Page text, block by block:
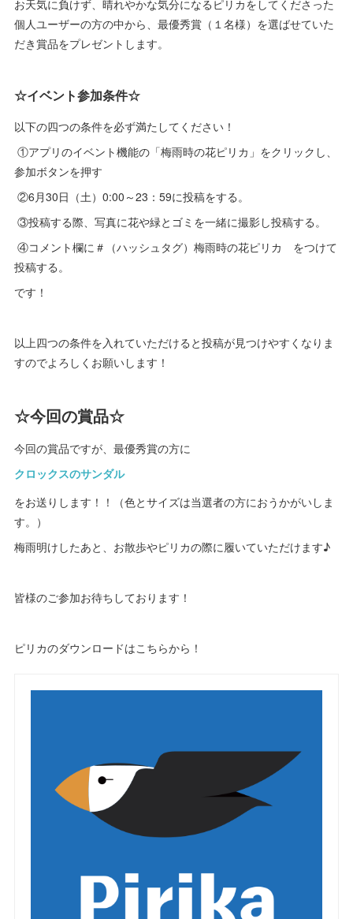
お天気に負けず、晴れやかな気分になるピリカをしてくださった
個人ユーザーの方の中から、最優秀賞（１名様）を選ばせていた
だき賞品をプレゼントします。
☆イベント参加条件☆
以下の四つの条件を必ず満たしてください！
①アプリのイベント機能の「梅雨時の花ピリカ」をクリックし、
参加ボタンを押す
②6月30日（土）0:00～23：59に投稿をする。
③投稿する際、写真に花や緑とゴミを一緒に撮影し投稿する。
④コメント欄に＃（ハッシュタグ）梅雨時の花ピリカ をつけて
投稿する。
です！
以上四つの条件を入れていただけると投稿が見つけやすくなりま
すのでよろしくお願いします！
☆今回の賞品☆
今回の賞品ですが、最優秀賞の方に
クロックスのサンダル
をお送りします！！（色とサイズは当選者の方におうかがいしま
す。）
梅雨明けしたあと、お散歩やピリカの際に履いていただけます♪
皆様のご参加お待ちしております！
ピリカのダウンロードはこちらから！